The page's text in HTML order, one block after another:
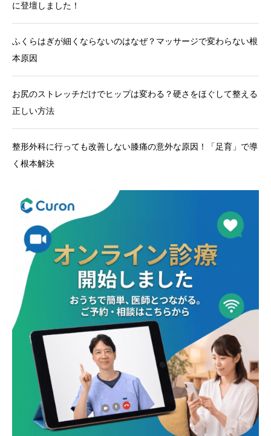
に登壇しました！
ふくらはぎが細くならないのはなぜ？マッサージで変わらない根
本原因
お尻のストレッチだけでヒップは変わる？硬さをほぐして整える
正しい方法
整形外科に行っても改善しない膝痛の意外な原因！「足育」で導
く根本解決